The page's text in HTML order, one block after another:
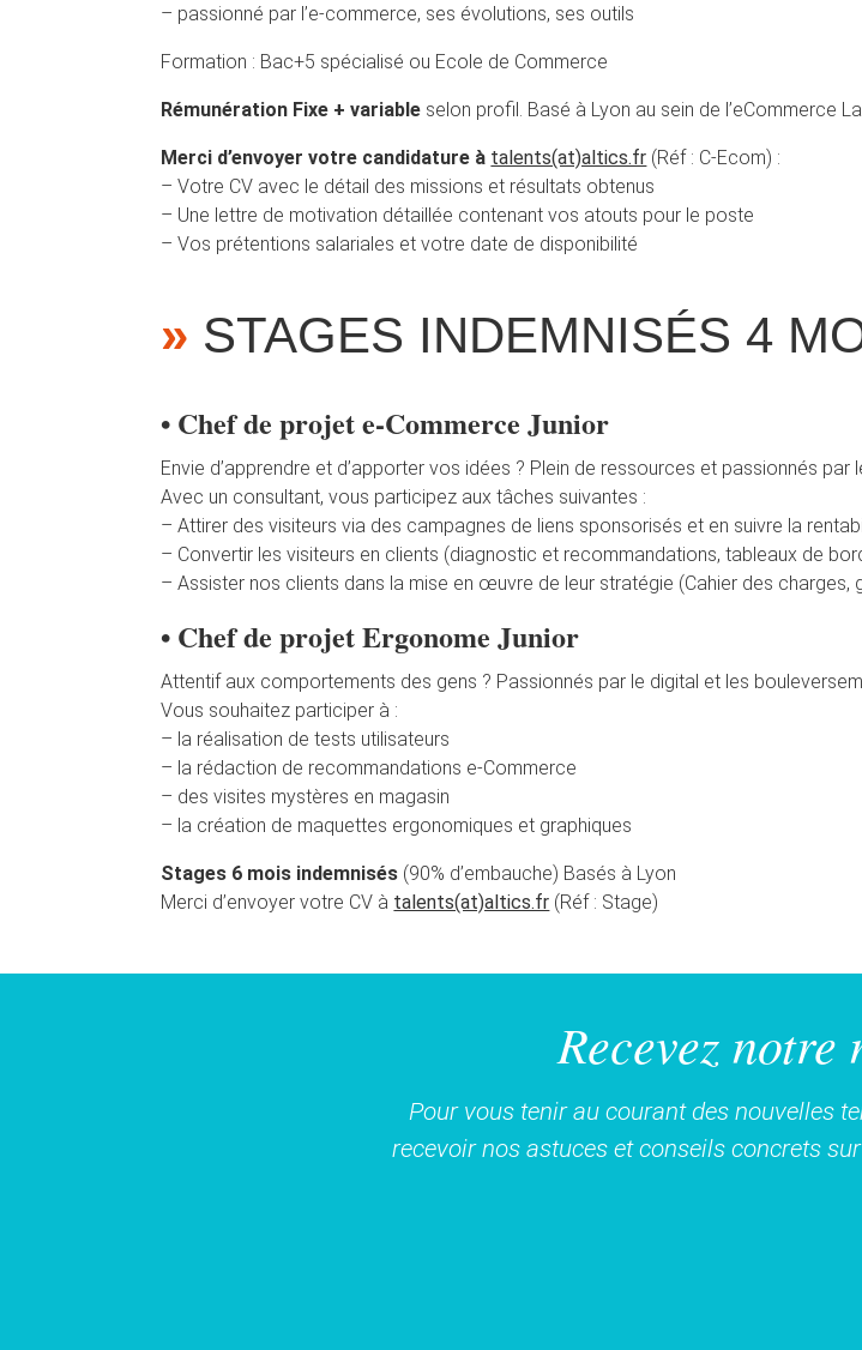
– passionné par l’e-commerce, ses évolutions, ses outils
Formation : Bac+5 spécialisé ou Ecole de Commerce
Rémunération Fixe + variable selon profil. Basé à Lyon au sein de l’eCommerce
Merci d’envoyer votre candidature à talents(at)altics.fr (Réf : C-Ecom) :
– Votre CV avec le détail des missions et résultats obtenus
– Une lettre de motivation détaillée contenant vos atouts pour le poste
– Vos prétentions salariales et votre date de disponibilité
» STAGES INDEMNISÉS 4
• Chef de projet e-Commerce Junior
Envie d’apprendre et d’apporter vos idées ? Plein de ressources et passionnés par
Avec un consultant, vous participez aux tâches suivantes :
– Attirer des visiteurs via des campagnes de liens sponsorisés et en suivre la
– Convertir les visiteurs en clients (diagnostic et recommandations, tableaux de
– Assister nos clients dans la mise en œuvre de leur stratégie (Cahier des charges,
• Chef de projet Ergonome Junior
Attentif aux comportements des gens ? Passionnés par le digital et les
Vous souhaitez participer à :
– la réalisation de tests utilisateurs
– la rédaction de recommandations e-Commerce
– des visites mystères en magasin
– la création de maquettes ergonomiques et graphiques
Stages 6 mois indemnisés (90% d’embauche) Basés à Lyon
Merci d’envoyer votre CV à talents(at)altics.fr (Réf : Stage)
Recevez notre
Pour vous tenir au courant des nouvelles
recevoir nos astuces et conseils concrets sur